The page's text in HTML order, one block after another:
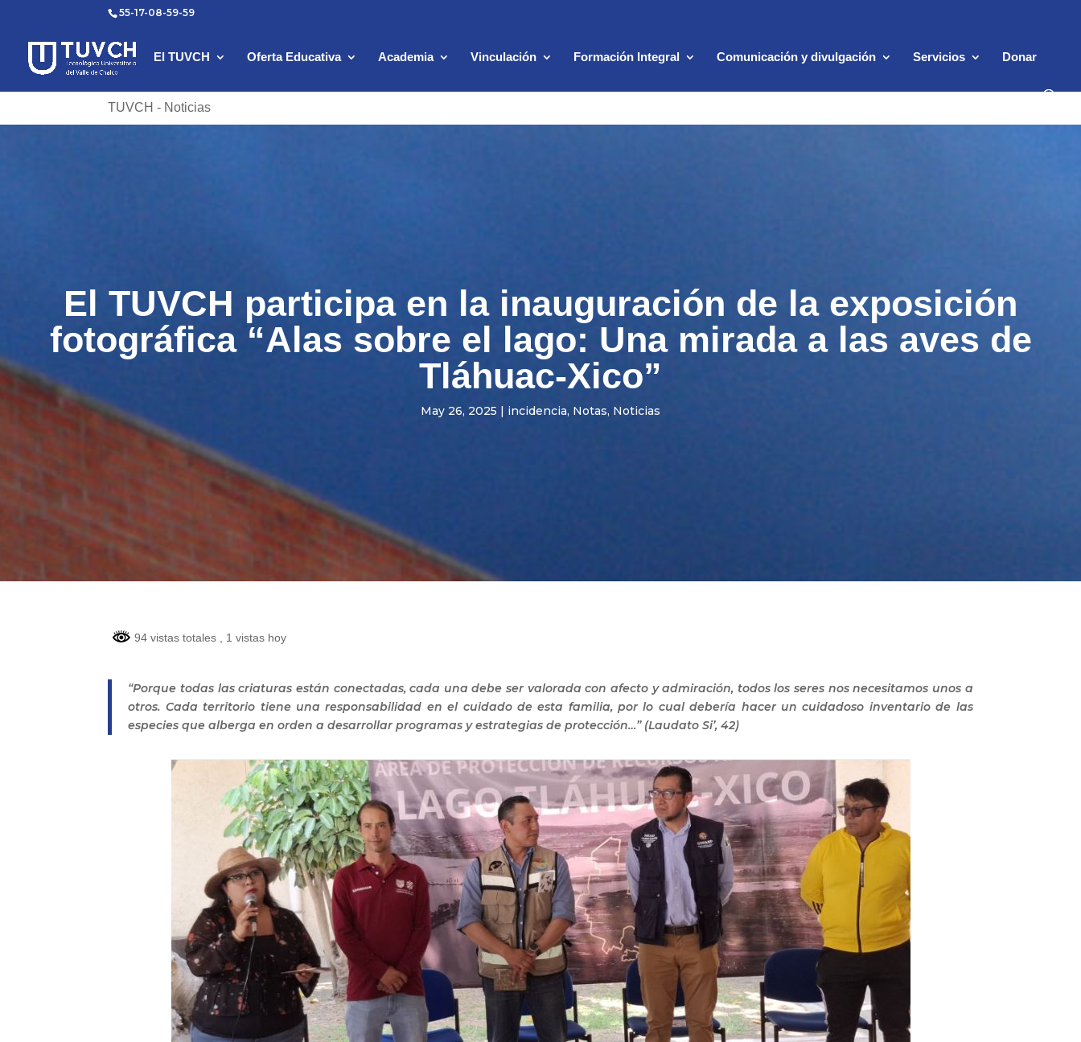
55-17-08-59-59
El TUVCH Oferta Educativa Academia Vinculación Formación Integral Comunicación y divulgación Servicios Donar
TUVCH - Noticias
El TUVCH participa en la inauguración de la exposición
fotográfica “Alas sobre el lago: Una mirada a las aves de
Tláhuac-Xico”
May 26, 2025 | incidencia, Notas, Noticias
94 vistas totales , 1 vistas hoy
“Porque todas las criaturas están conectadas, cada una debe ser valorada con afecto y admiración, todos los seres nos necesitamos unos a
otros. Cada territorio tiene una responsabilidad en el cuidado de esta familia, por lo cual debería hacer un cuidadoso inventario de las
especies que alberga en orden a desarrollar programas y estrategias de protección…” (Laudato Si’, 42)